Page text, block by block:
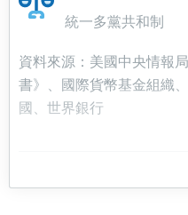
統一多黨共和制
資料來源：美國中央情報
書》、國際貨幣基金組織
國、世界銀行